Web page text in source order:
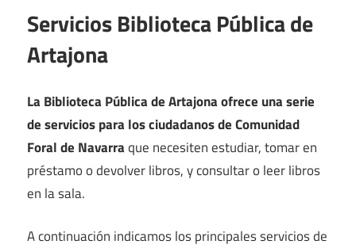
Servicios Biblioteca Pública de
Artajona
La Biblioteca Pública de Artajona ofrece una serie
de servicios para los ciudadanos de Comunidad
Foral de Navarraque necesiten estudiar, tomar en
préstamo o devolver libros, y consultar o leer libros
en la sala.
A continuación indicamos los principales servicios de